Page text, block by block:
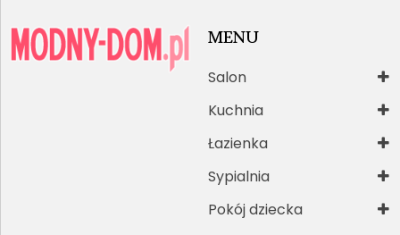
MENU
Salon
Kuchnia
Łazienka
Sypialnia
Pokój dziecka